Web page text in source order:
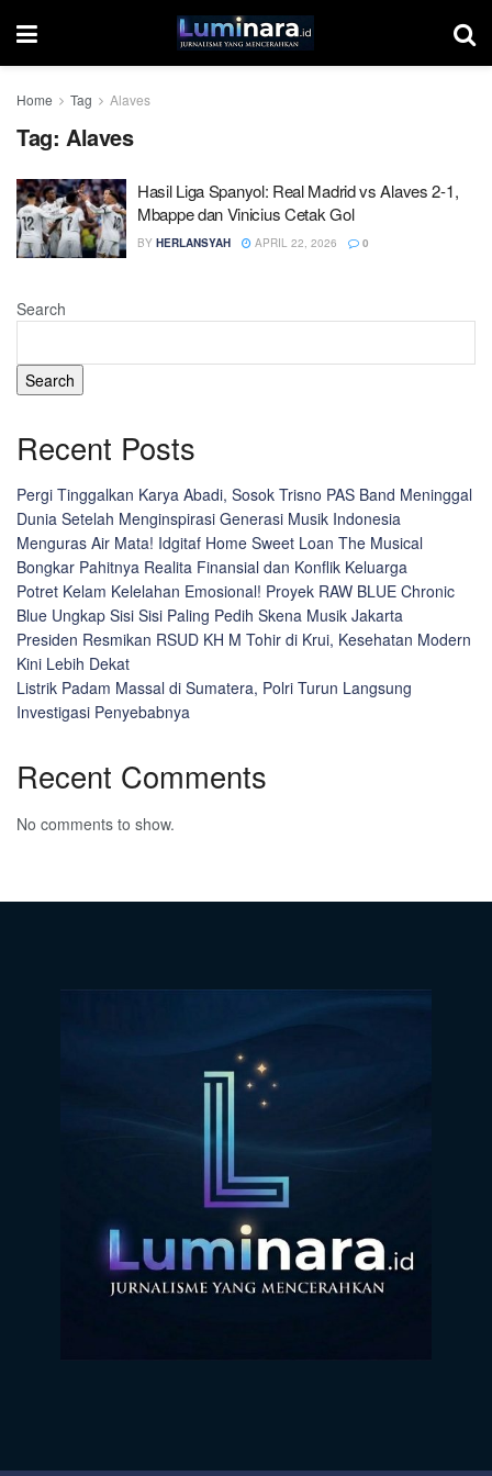
Home Tag Alaves
Tag: Alaves
Hasil Liga Spanyol: Real Madrid vs Alaves 2-1,
Mbappe dan Vinicius Cetak Gol
BY HERLANSYAH APRIL 22, 2026 0
Search
Search
Recent Posts
Pergi Tinggalkan Karya Abadi, Sosok Trisno PAS Band Meninggal
Dunia Setelah Menginspirasi Generasi Musik Indonesia
Menguras Air Mata! Idgitaf Home Sweet Loan The Musical
Bongkar Pahitnya Realita Finansial dan Konflik Keluarga
Potret Kelam Kelelahan Emosional! Proyek RAW BLUE Chronic
Blue Ungkap Sisi Sisi Paling Pedih Skena Musik Jakarta
Presiden Resmikan RSUD KH M Tohir di Krui, Kesehatan Modern
Kini Lebih Dekat
Listrik Padam Massal di Sumatera, Polri Turun Langsung
Investigasi Penyebabnya
Recent Comments
No comments to show.